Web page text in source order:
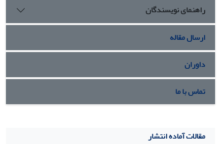
راهنمای نویسندگان
ارسال مقاله
داوران
تماس با ما
مقالات آماده انتشار